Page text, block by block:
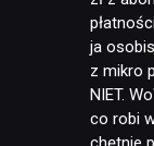
ja
z mikro
NIET.
co robi